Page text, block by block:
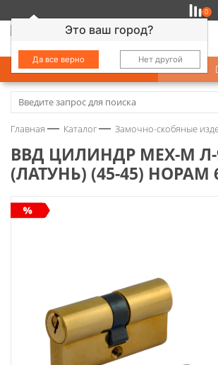
Это ваш город?
Да все верно Нет другой
0
КАТАЛОГ
Замочно-скобяные изделия
Колеса
Крепёж
Хозтовары
Главная Каталог Замочно-скобяные
ВВД ЦИЛИНДР МЕХ-М Л-
(ЛАТУНЬ) (45-45) НОРАМ